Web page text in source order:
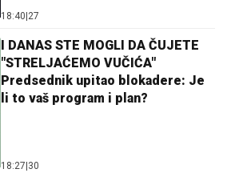
18:40 27
I DANAS STE MOGLI DA ČUJETE
"STRELJAĆEMO VUČIĆA"
Predsednik upitao blokadere: Je
li to vaš program i plan?
18:27 30